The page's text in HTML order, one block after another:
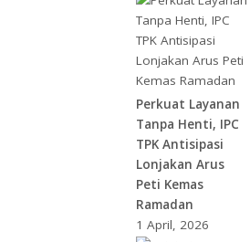
Perkuat Layanan
Tanpa Henti, IPC
TPK Antisipasi
Lonjakan Arus
Peti Kemas
Ramadan
1 April, 2026